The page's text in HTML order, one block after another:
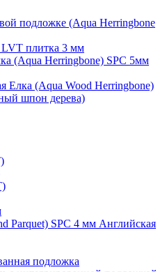
подложке (Aqua Herringbone
LVT плитка 3 мм
(Aqua Herringbone) SPC 5мм
Елка (Aqua Wood Herringbone)
шпон дерева)
Parquet) SPC 4 мм Английская
подложка